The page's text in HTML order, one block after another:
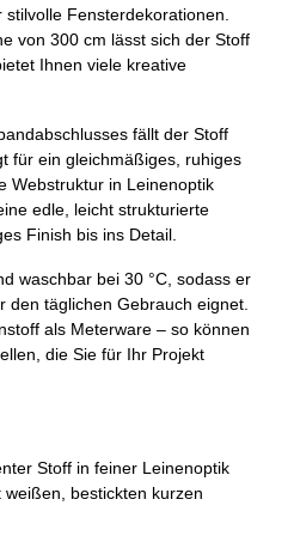
Fensterdekorationen.
von 300 cm lässt sich der Stoff
Ihnen viele kreative
fällt der Stoff
für ein gleichmäßiges, ruhiges
Webstruktur in Leinenoptik
edle, leicht strukturierte
Finish bis ins Detail.
waschbar bei 30 °C, sodass er
den täglichen Gebrauch eignet.
als Meterware – so können
die Sie für Ihr Projekt
Stoff in feiner Leinenoptik
weißen, bestickten kurzen